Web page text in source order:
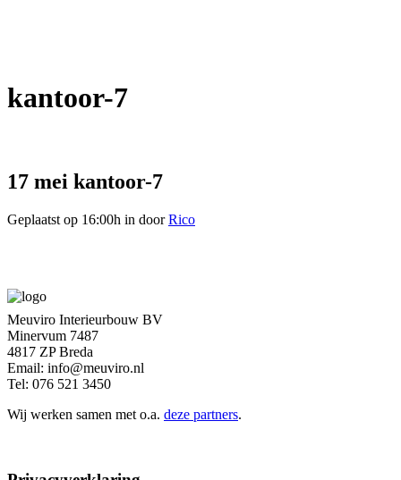
kantoor-7
17 mei kantoor-7
Geplaatst op 16:00h in doorRico
Meuviro Interieurbouw BV
Minervum 7487
4817 ZP Breda
Email: info@meuviro.nl
Tel: 076 521 3450
Wij werken samen met o.a. deze partners.